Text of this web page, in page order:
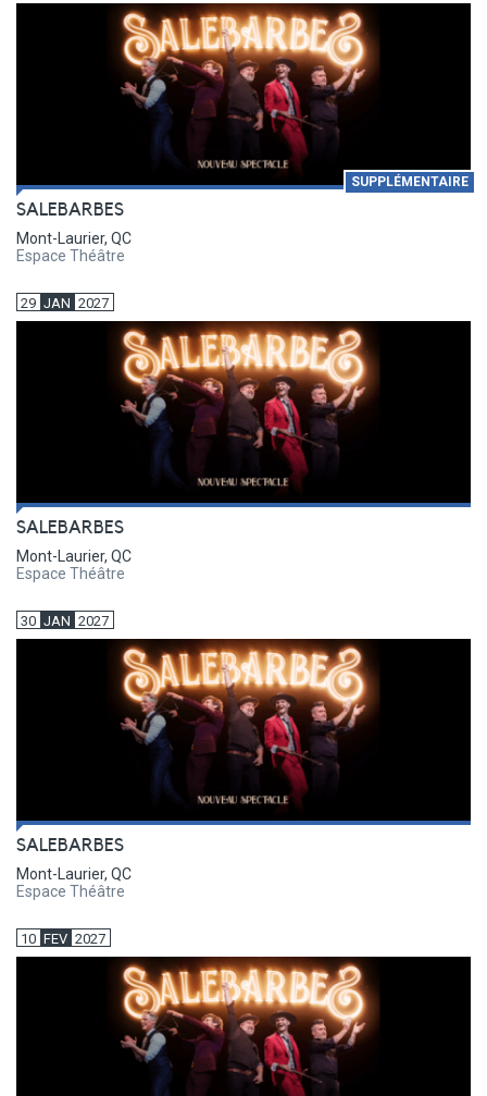
SUPPLÉMENTAIRE
SALEBARBES
Mont-Laurier, QC
Espace Théâtre
29 JAN 2027
SALEBARBES
Mont-Laurier, QC
Espace Théâtre
30 JAN 2027
SALEBARBES
Mont-Laurier, QC
Espace Théâtre
10 FEV 2027